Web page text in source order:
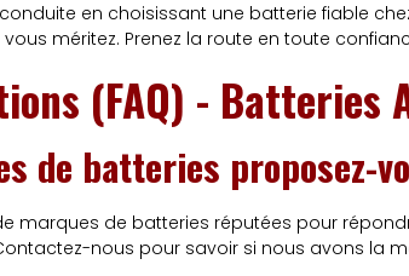
en choisissant une batterie fiable
méritez. Prenez la route en toute
(FAQ) - Batteries
de batteries proposez-
marques de batteries réputées pour
nous pour savoir si nous avons la